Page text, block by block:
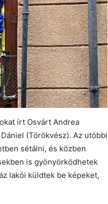
írt Osvárt Andrea
(Törökvész). Az utóbbi
sétálni, és közben
is gyönyörködhetek
lakói küldtek be képeket,